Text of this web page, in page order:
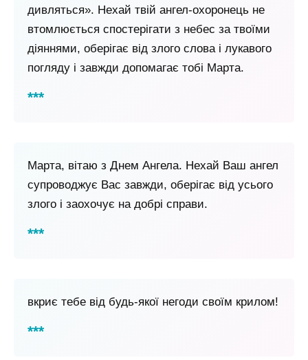
дивляться». Нехай твій ангел-охоронець не
втомлюється спостерігати з небес за твоїми
діяннями, оберігає від злого слова і лукавого
погляду і завжди допомагає тобі Марта.
Марта, вітаю з Днем Ангела. Нехай Ваш ангел
супроводжує Вас завжди, оберігає від усього
злого і заохочує на добрі справи.
вкриє тебе від будь-якої негоди своїм крилом!